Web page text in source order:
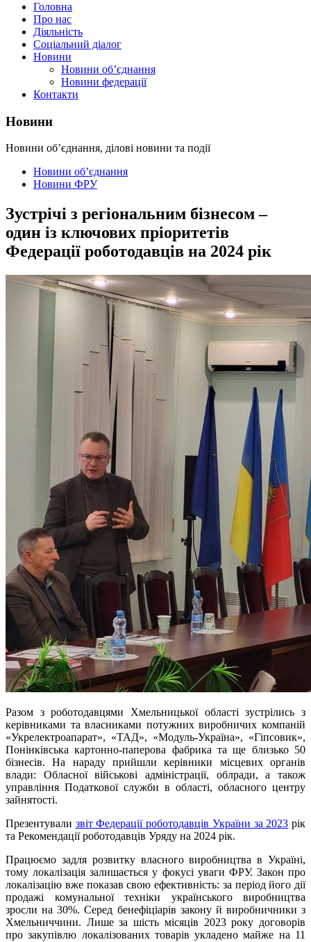
Головна
Про нас
Діяльність
Соціальний діалог
Новини
Новини об’єднання
Новини федерації
Контакти
Новини
Новини об’єднання, ділові новини та події
Новини об’єднання
Новини ФРУ
Зустрічі з регіональним бізнесом –
один із ключових пріоритетів
Федерації роботодавців на 2024 рік
Разом з роботодавцями Хмельницької області зустрілись з
керівниками та власниками потужних виробничих компаній
«Укрелектроапарат», «ТАД», «Модуль-Україна», «Гіпсовик»,
Понінківська картонно-паперова фабрика та ще близько 50
бізнесів. На нараду прийшли керівники місцевих органів
влади: Обласної військові адміністрації, облради, а також
управління Податкової служби в області, обласного центру
зайнятості.
Презентували звіт Федерації роботодавців України за 2023 рік
та Рекомендації роботодавців Уряду на 2024 рік.
Працюємо задля розвитку власного виробництва в Україні,
тому локалізація залишається у фокусі уваги ФРУ. Закон про
локалізацію вже показав свою ефективність: за період його дії
продажі комунальної техніки українського виробництва
зросли на 30%. Серед бенефіціарів закону й виробничники з
Хмельниччини. Лише за шість місяців 2023 року договорів
про закупівлю локалізованих товарів укладено майже на 11